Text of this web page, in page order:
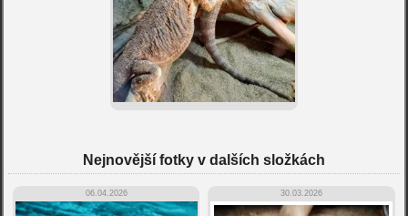
Nejnovější fotky v dalších složkách
06.04.2026 30.03.2026